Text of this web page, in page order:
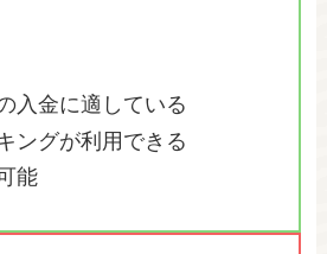
入金に適している
ングが利用できる
能